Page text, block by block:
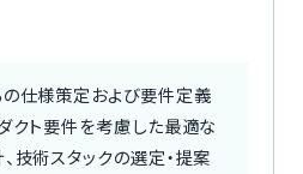
の仕様策定および要件定義
クト要件を考慮した最適な
技術スタックの選定・提案